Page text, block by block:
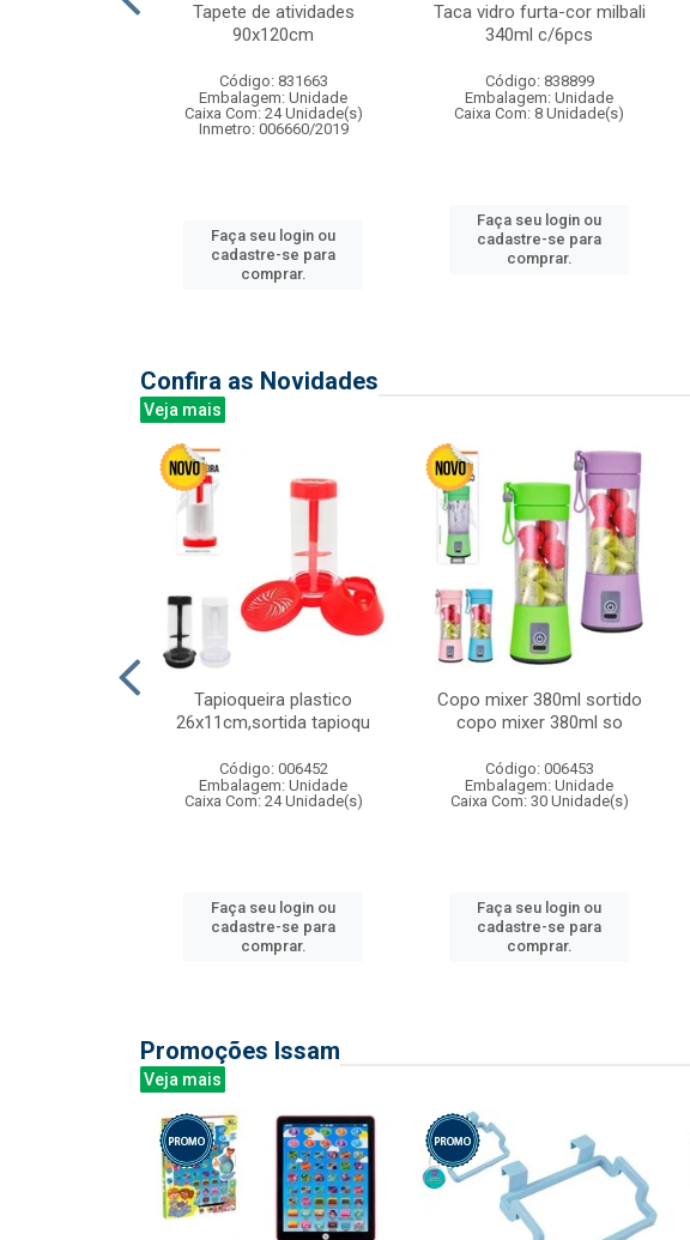
Tapete de atividades
90x120cm
Código: 831663
Embalagem: Unidade
Caixa Com: 24 Unidade(s)
Inmetro: 006660/2019
Faça seu login ou
cadastre-se para
comprar.
Taca vidro furta-cor milbali
340ml c/6pcs
Código: 838899
Embalagem: Unidade
Caixa Com: 8 Unidade(s)
Faça seu login ou
cadastre-se para
comprar.
Confira as Novidades
Veja mais
Tapioqueira plastico
26x11cm,sortida tapioqu
Código: 006452
Embalagem: Unidade
Caixa Com: 24 Unidade(s)
Faça seu login ou
cadastre-se para
comprar.
Copo mixer 380ml sortido
copo mixer 380ml so
Código: 006453
Embalagem: Unidade
Caixa Com: 30 Unidade(s)
Faça seu login ou
cadastre-se para
comprar.
Promoções Issam
Veja mais